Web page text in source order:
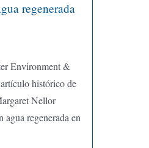
regenerada
Environment &
histórico de
Nellor
agua regenerada en